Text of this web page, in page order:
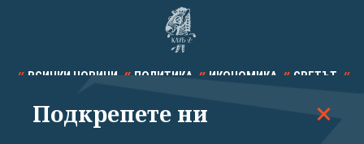
ВСИЧКИ НОВИНИ ПОЛИТИКА ИКОНОМИКА СВЕТЪТ
СПОРТ КУЛТУРА ТЕХНОЛОГИИ КАЛЕЙДОСКОП
Подкрепете ни